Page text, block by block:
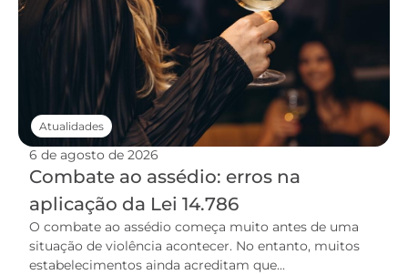
6 de agosto de 2026
Combate ao assédio: erros na
aplicação da Lei 14.786
O combate ao assédio começa muito antes de uma
situação de violência acontecer. No entanto, muitos
estabelecimentos ainda acreditam que...
Atualidades